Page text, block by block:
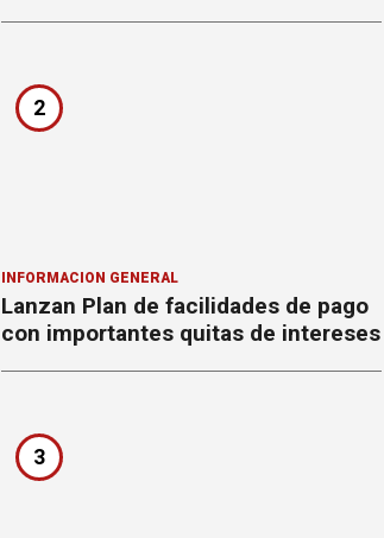
2
INFORMACION GENERAL
Lanzan Plan de facilidades de pago
con importantes quitas de intereses
3